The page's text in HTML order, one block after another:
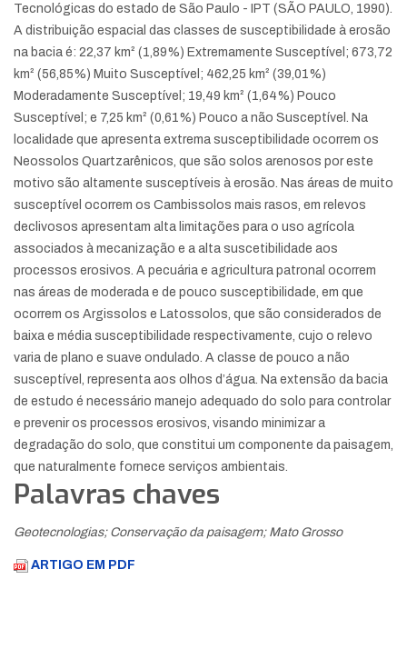
Tecnológicas do estado de São Paulo - IPT (SÃO PAULO, 1990).
A distribuição espacial das classes de susceptibilidade à erosão
na bacia é: 22,37 km² (1,89%) Extremamente Susceptível; 673,72
km² (56,85%) Muito Susceptível; 462,25 km² (39,01%)
Moderadamente Susceptível; 19,49 km² (1,64%) Pouco
Susceptível; e 7,25 km² (0,61%) Pouco a não Susceptível. Na
localidade que apresenta extrema susceptibilidade ocorrem os
Neossolos Quartzarênicos, que são solos arenosos por este
motivo são altamente susceptíveis à erosão. Nas áreas de muito
susceptível ocorrem os Cambissolos mais rasos, em relevos
declivosos apresentam alta limitações para o uso agrícola
associados à mecanização e a alta suscetibilidade aos
processos erosivos. A pecuária e agricultura patronal ocorrem
nas áreas de moderada e de pouco susceptibilidade, em que
ocorrem os Argissolos e Latossolos, que são considerados de
baixa e média susceptibilidade respectivamente, cujo o relevo
varia de plano e suave ondulado. A classe de pouco a não
susceptível, representa aos olhos d’água. Na extensão da bacia
de estudo é necessário manejo adequado do solo para controlar
e prevenir os processos erosivos, visando minimizar a
degradação do solo, que constitui um componente da paisagem,
que naturalmente fornece serviços ambientais.
Palavras chaves
Geotecnologias; Conservação da paisagem; Mato Grosso
ARTIGO EM PDF